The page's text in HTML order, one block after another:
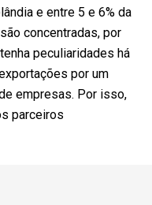
e entre 5 e 6% da
concentradas, por
peculiaridades há
por um
empresas. Por isso,
parceiros